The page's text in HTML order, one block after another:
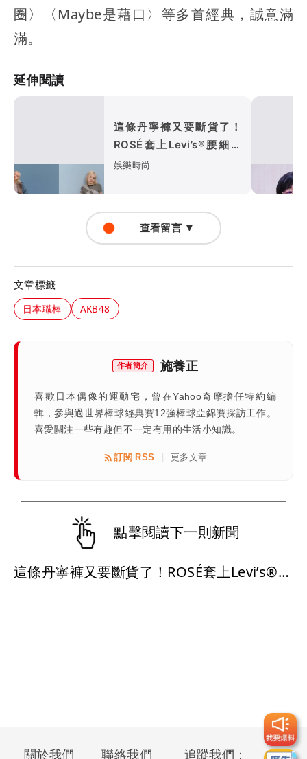
圈〉〈Maybe是藉口〉等多首經典，誠意滿
滿。
延伸閱讀
這條丹寧褲又要斷貨了！
ROSÉ套上Levi’s®腰細、
腿長有夠燒
娛樂時尚
查看留言 ▼
文章標籤
日本職棒 AKB48
作者簡介 施養正
喜歡日本偶像的運動宅，曾在Yahoo奇摩擔任特約編
輯，參與過世界棒球經典賽12強棒球亞錦賽採訪工作。
喜愛關注一些有趣但不一定有用的生活小知識。
訂閱 RSS 更多文章
點擊閱讀下一則新聞
這條丹寧褲又要斷貨了！ROSÉ套上Levi’s®腰細、腿長有夠燒
關於我們 聯絡我們 追蹤我們：